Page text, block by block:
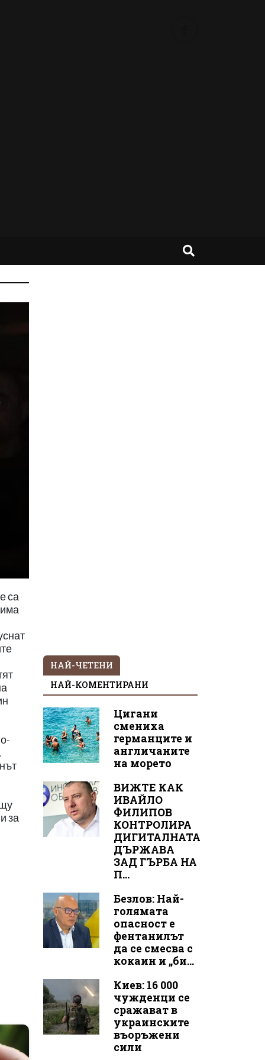
са
за
НАЙ-ЧЕТЕНИ
НАЙ-КОМЕНТИРАНИ
Цигани
смениха
германците и
англичаните
на морето
ВИЖТЕ КАК
ИВАЙЛО
ФИЛИПОВ
КОНТРОЛИРА
ДИГИТАЛНАТА
ДЪРЖАВА
ЗАД ГЪРБА НА
П...
Безлов: Най-
голямата
опасност е
фентанилът
да се смесва с
кокаин и „би...
Киев: 16 000
чужденци се
сражават в
украинските
въоръжени
сили